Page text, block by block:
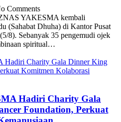
Comments
YAKESMA kembali
(Sahabat Dhuha) di Kantor Pusat
Sebanyak 35 pengemudi ojek
spiritual…
Hadiri Charity Gala
Foundation, Perkuat